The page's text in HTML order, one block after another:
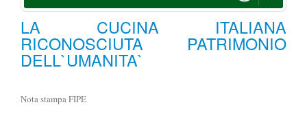
LA CUCINA ITALIANA
RICONOSCIUTA PATRIMONIO
DELL`UMANITA`
Nota stampa FIPE